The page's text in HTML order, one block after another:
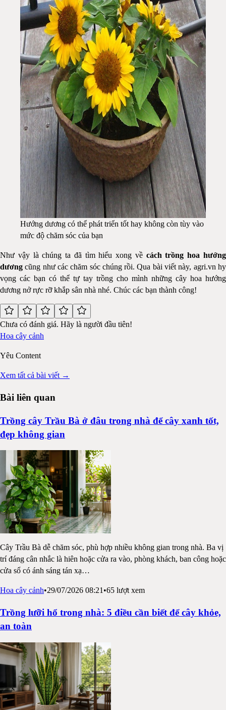
Hướng dương có thể phát triển tốt hay không còn tùy vào
mức độ chăm sóc của bạn
Như vậy là chúng ta đã tìm hiểu xong về cách trồng hoa hướng
dương cũng như các chăm sóc chúng rồi. Qua bài viết này, agri.vn hy
vọng các bạn có thể tự tay trồng cho mình những cây hoa hướng
dương nở rực rỡ khắp sân nhà nhé. Chúc các bạn thành công!
Chưa có đánh giá. Hãy là người đầu tiên!
Hoa cây cảnh
Yêu Content
Xem tất cả bài viết →
Bài liên quan
Trồng cây Trầu Bà ở đâu trong nhà để cây xanh tốt,
đẹp không gian
Cây Trầu Bà dễ chăm sóc, phù hợp nhiều không gian trong nhà. Ba vị
trí đáng cân nhắc là hiên hoặc cửa ra vào, phòng khách, ban công hoặc
cửa sổ có ánh sáng tán xạ…
Hoa cây cảnh•29/07/2026 08:21•65 lượt xem
Trồng lưỡi hổ trong nhà: 5 điều cần biết để cây khỏe,
an toàn